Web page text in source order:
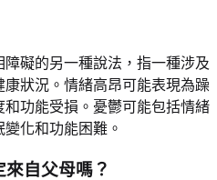
礙的另一種說法，指一種涉及
狀況。情緒高昂可能表現為躁
功能受損。憂鬱可能包括情緒
化和功能困難。
自父母嗎？